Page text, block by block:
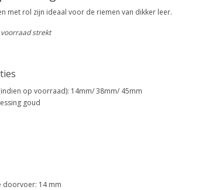
met rol zijn ideaal voor de riemen van dikker leer.
strekt
op voorraad): 14mm/ 38mm/ 45mm
goud
doorvoer: 14 mm